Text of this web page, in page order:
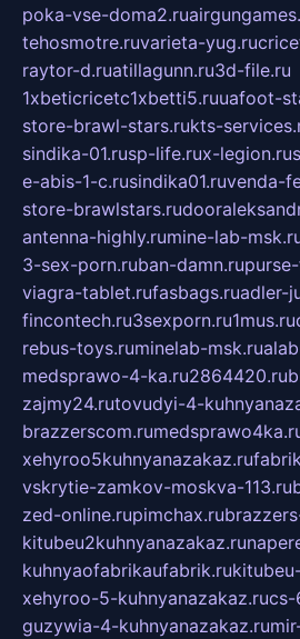
poka-vse-doma2.ru
tehosmotre.ruvarieta-yug.ru
raytor-d.ruatillagunn.ru3d-file.ru
1xbeticricetc1xbetti5.ruuafoot-
store-brawl-stars.rukts-
sindika-01.rusp-life.rux-legion.ru
e-abis-1-c.rusindika01.ruvenda-
store-brawlstars.ru
antenna-highly.rumine-lab-
3-sex-porn.ruban-damn.ru
viagra-tablet.rufasbags.ruadler-
fincontech.ru3sexporn.ru1mus.ru
rebus-toys.ruminelab-msk.ru
medsprawo-4-ka.ru2864420.ru
zajmy24.rutovudyi-4-
brazzerscom.ru
xehyroo5kuhnyanazakaz.ru
vskrytie-zamkov-moskva-113.ru
zed-online.rupimchax.ru
kitubeu2kuhnyanazakaz.ru
kuhnyaofabrikaufabrik.ru
xehyroo-5-kuhnyanazakaz.rucs-
guzywia-4-kuhnyanazakaz.ru